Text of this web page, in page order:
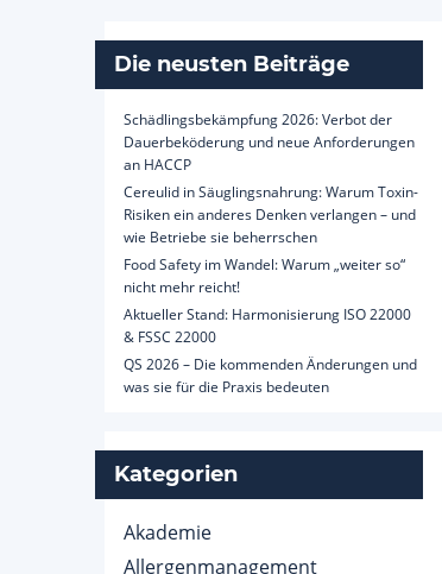
Die neusten Beiträge
Schädlingsbekämpfung 2026: Verbot der
Dauerbeköderung und neue Anforderungen
an HACCP
Cereulid in Säuglingsnahrung: Warum Toxin-
Risiken ein anderes Denken verlangen – und
wie Betriebe sie beherrschen
Food Safety im Wandel: Warum „weiter so“
nicht mehr reicht!
Aktueller Stand: Harmonisierung ISO 22000
& FSSC 22000
QS 2026 – Die kommenden Änderungen und
was sie für die Praxis bedeuten
Kategorien
Akademie
Allergenmanagement